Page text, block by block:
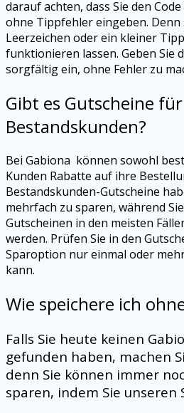
darauf achten, dass Sie den
ohne Tippfehler eingeben. Denn
Leerzeichen oder ein kleiner
funktionieren lassen. Geben Sie
sorgfältig ein, ohne Fehler zu
Gibt es Gutscheine für
Bestandskunden?
Bei Gabiona können sowohl
Kunden Rabatte auf ihre
Bestandskunden-Gutscheine
mehrfach zu sparen, während
Gutscheinen in den meisten
werden. Prüfen Sie in den
Sparoption nur einmal oder
kann.
Wie speichere ich
Falls Sie heute keinen
gefunden haben, machen
denn Sie können immer
sparen, indem Sie unseren